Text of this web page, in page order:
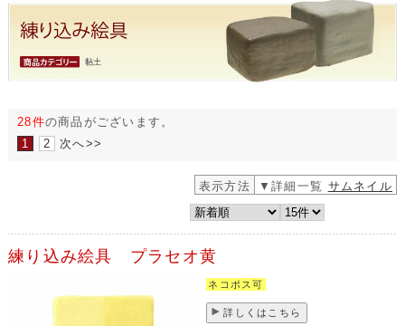
28件の商品がございます。
1
2 次へ>>
表示方法 ▼詳細一覧 サムネイル
練り込み絵具 プラセオ黄
ネコポス可
詳しくはこちら